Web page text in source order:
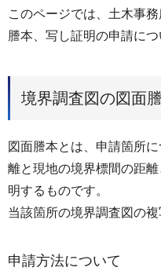
このページでは、土木事
謄本、写し証明の申請につ
境界調査図の図面
図面謄本とは、申請箇所
離と現地の境界標間の距
明するものです。
当該箇所の境界調査図の
申請方法について